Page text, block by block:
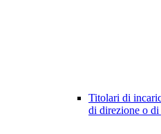
Titolari di
di direzione o